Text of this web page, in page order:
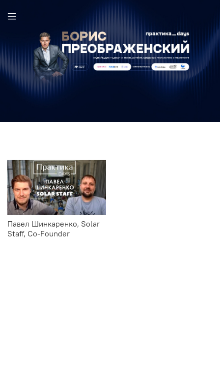
Павел Шинкаренко, Solar
Staff, Co-Founder